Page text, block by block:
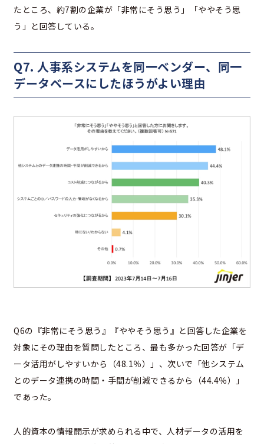
たところ、約7割の企業が「非常にそう思う」「ややそう思
う」と回答している。
Q7. 人事系システムを同一ベンダー、同一
データベースにしたほうがよい理由
Q6の『非常にそう思う』『ややそう思う』と回答した企業を
対象にその理由を質問したところ、最も多かった回答が「デ
ータ活用がしやすいから（48.1％）」、次いで「他システム
とのデータ連携の時間・手間が削減できるから（44.4％）」
であった。
人的資本の情報開示が求められる中で、人材データの活用を